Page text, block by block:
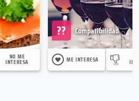
NO ME
INTERESA
Compatibilidad
??
ME INTERESA